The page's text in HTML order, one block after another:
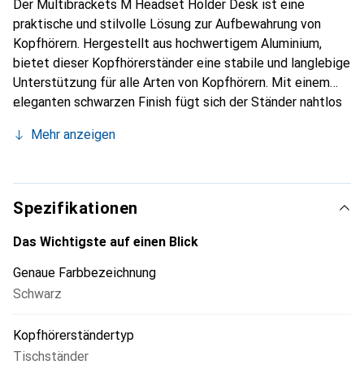
Der Multibrackets M Headset Holder Desk ist eine
praktische und stilvolle Lösung zur Aufbewahrung von
Kopfhörern. Hergestellt aus hochwertigem Aluminium,
bietet dieser Kopfhörerständer eine stabile und langlebige
Unterstützung für alle Arten von Kopfhörern. Mit einem
eleganten schwarzen Finish fügt sich der Ständer nahtlos
oder im Home-Office. Der Tischständer ist leicht und
oder Regalen macht. Dank des mitgelieferten
Montagesets ist die Installation einfach und schnell,
sodass der Ständer sofort einsatzbereit ist. Mit einer
maximalen Tragfähigkeit von 1 kg ist er für die meisten
Kopfhörer sicher und ordentlich aufbewahrt werden.
Mehr anzeigen
Spezifikationen
Das Wichtigste auf einen Blick
Genaue Farbbezeichnung
Schwarz
Kopfhörerständertyp
Tischständer